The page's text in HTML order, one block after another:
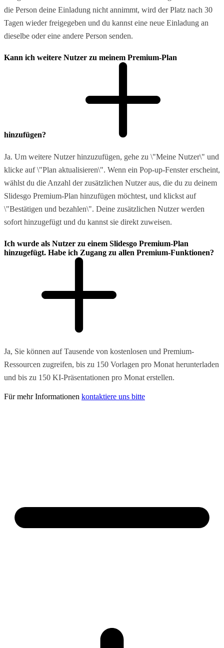
die Person deine Einladung nicht annimmt, wird der Platz nach 30
Tagen wieder freigegeben und du kannst eine neue Einladung an
dieselbe oder eine andere Person senden.
Kann ich weitere Nutzer zu meinem Premium-Plan
hinzufügen?
Ja. Um weitere Nutzer hinzuzufügen, gehe zu \"Meine Nutzer\" und
klicke auf \"Plan aktualisieren\". Wenn ein Pop-up-Fenster erscheint,
wählst du die Anzahl der zusätzlichen Nutzer aus, die du zu deinem
Slidesgo Premium-Plan hinzufügen möchtest, und klickst auf
\"Bestätigen und bezahlen\". Deine zusätzlichen Nutzer werden
sofort hinzugefügt und du kannst sie direkt zuweisen.
Ich wurde als Nutzer zu einem Slidesgo Premium-Plan
hinzugefügt. Habe ich Zugang zu allen Premium-Funktionen?
Ja, Sie können auf Tausende von kostenlosen und Premium-
Ressourcen zugreifen, bis zu 150 Vorlagen pro Monat herunterladen
und bis zu 150 KI-Präsentationen pro Monat erstellen.
Für mehr Informationen kontaktiere uns bitte